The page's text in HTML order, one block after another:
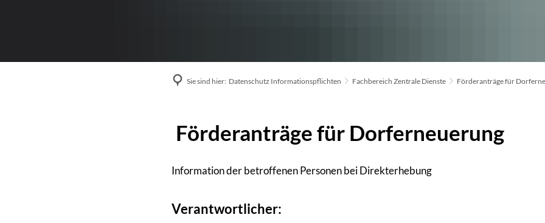
Sie sind hier: Datenschutz Informationspflichten Fachbereich Zentrale Dienste Förderanträge für
Förderanträge für Dorferneuerung
Information der betroffenen Personen bei Direkterhebung
Verantwortlicher: